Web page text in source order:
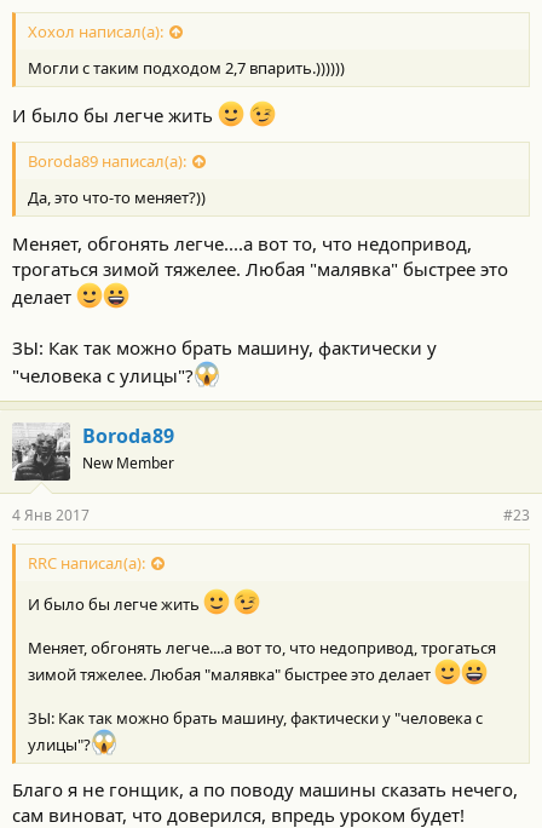
Хохол написал(а):
Могли с таким подходом 2,7 впарить.))))))
И было бы легче жить
Boroda89 написал(а):
Да, это что-то меняет?))
Меняет, обгонять легче....а вот то, что недопривод,
трогаться зимой тяжелее. Любая "малявка" быстрее это
делает
ЗЫ: Как так можно брать машину, фактически у
"человека с улицы"?
Boroda89
New Member
4 Янв 2017 #23
RRC написал(а):
И было бы легче жить
Меняет, обгонять легче....а вот то, что недопривод, трогаться
зимой тяжелее. Любая "малявка" быстрее это делает
ЗЫ: Как так можно брать машину, фактически у "человека с
улицы"?
Благо я не гонщик, а по поводу машины сказать нечего,
сам виноват, что доверился, впредь уроком будет!